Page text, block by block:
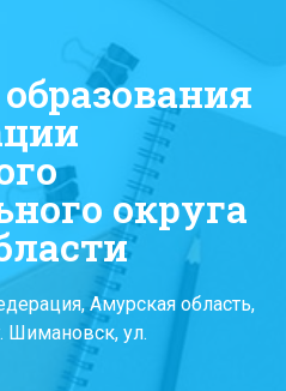
округа
Амурская область,
Шимановск, ул.